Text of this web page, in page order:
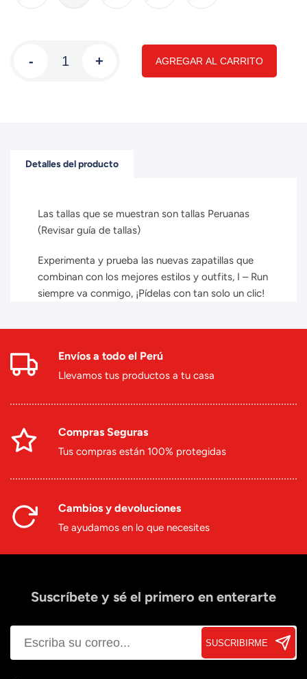
- + AGREGAR AL CARRITO
Detalles del producto
Las tallas que se muestran son tallas Peruanas
(Revisar guía de tallas)
Experimenta y prueba las nuevas zapatillas que
combinan con los mejores estilos y outfits, I – Run
siempre va conmigo, ¡Pídelas con tan solo un clic!
Envíos a todo el Perú
Llevamos tus productos a tu casa
Compras Seguras
Tus compras están 100% protegidas
Cambios y devoluciones
Te ayudamos en lo que necesites
Suscríbete y sé el primero en enterarte
SUSCRIBIRME